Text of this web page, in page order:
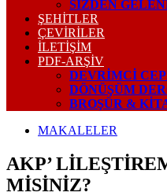
SİZDEN
ŞEHİTLER
ÇEVİRİLER
İLETİŞİM
PDF-ARŞIV
DEVRIMCI
DÖNÜŞÜM
BROŞÜR &
MAKALELER
AKP’
MİSİNİZ?